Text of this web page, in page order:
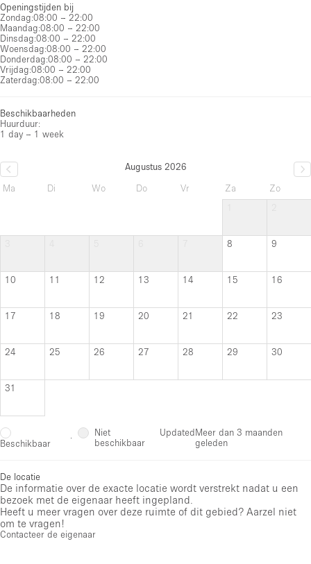
Openingstijden bij
Zondag:08:00 – 22:00
Maandag:08:00 – 22:00
Dinsdag:08:00 – 22:00
Woensdag:08:00 – 22:00
Donderdag:08:00 – 22:00
Vrijdag:08:00 – 22:00
Zaterdag:08:00 – 22:00
Beschikbaarheden
Huurduur:
1 day – 1 week
Augustus 2026
Ma
Di Wo Do Vr Za
Zo
8 9
10 11 12 13 14 15 16
17 18 19 20 21 22 23
24 25 26 27 28 29 30
31
Beschikbaar ·
Niet
beschikbaar
UpdatedMeer dan 3 maanden
geleden
De locatie
De informatie over de exacte locatie wordt verstrekt nadat u een
bezoek met de eigenaar heeft ingepland.
Heeft u meer vragen over deze ruimte of dit gebied? Aarzel niet
om te vragen!
Contacteer de eigenaar